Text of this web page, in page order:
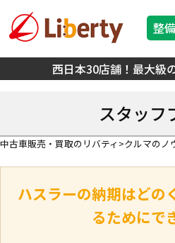
西日本30店舗！最大級
整
スタッフ
中古車販売・買取のリバティ クルマのノ
ハスラーの納期はどの
るためにで